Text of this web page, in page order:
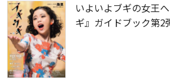
いよいよブギの女王
ギ』ガイドブック第2